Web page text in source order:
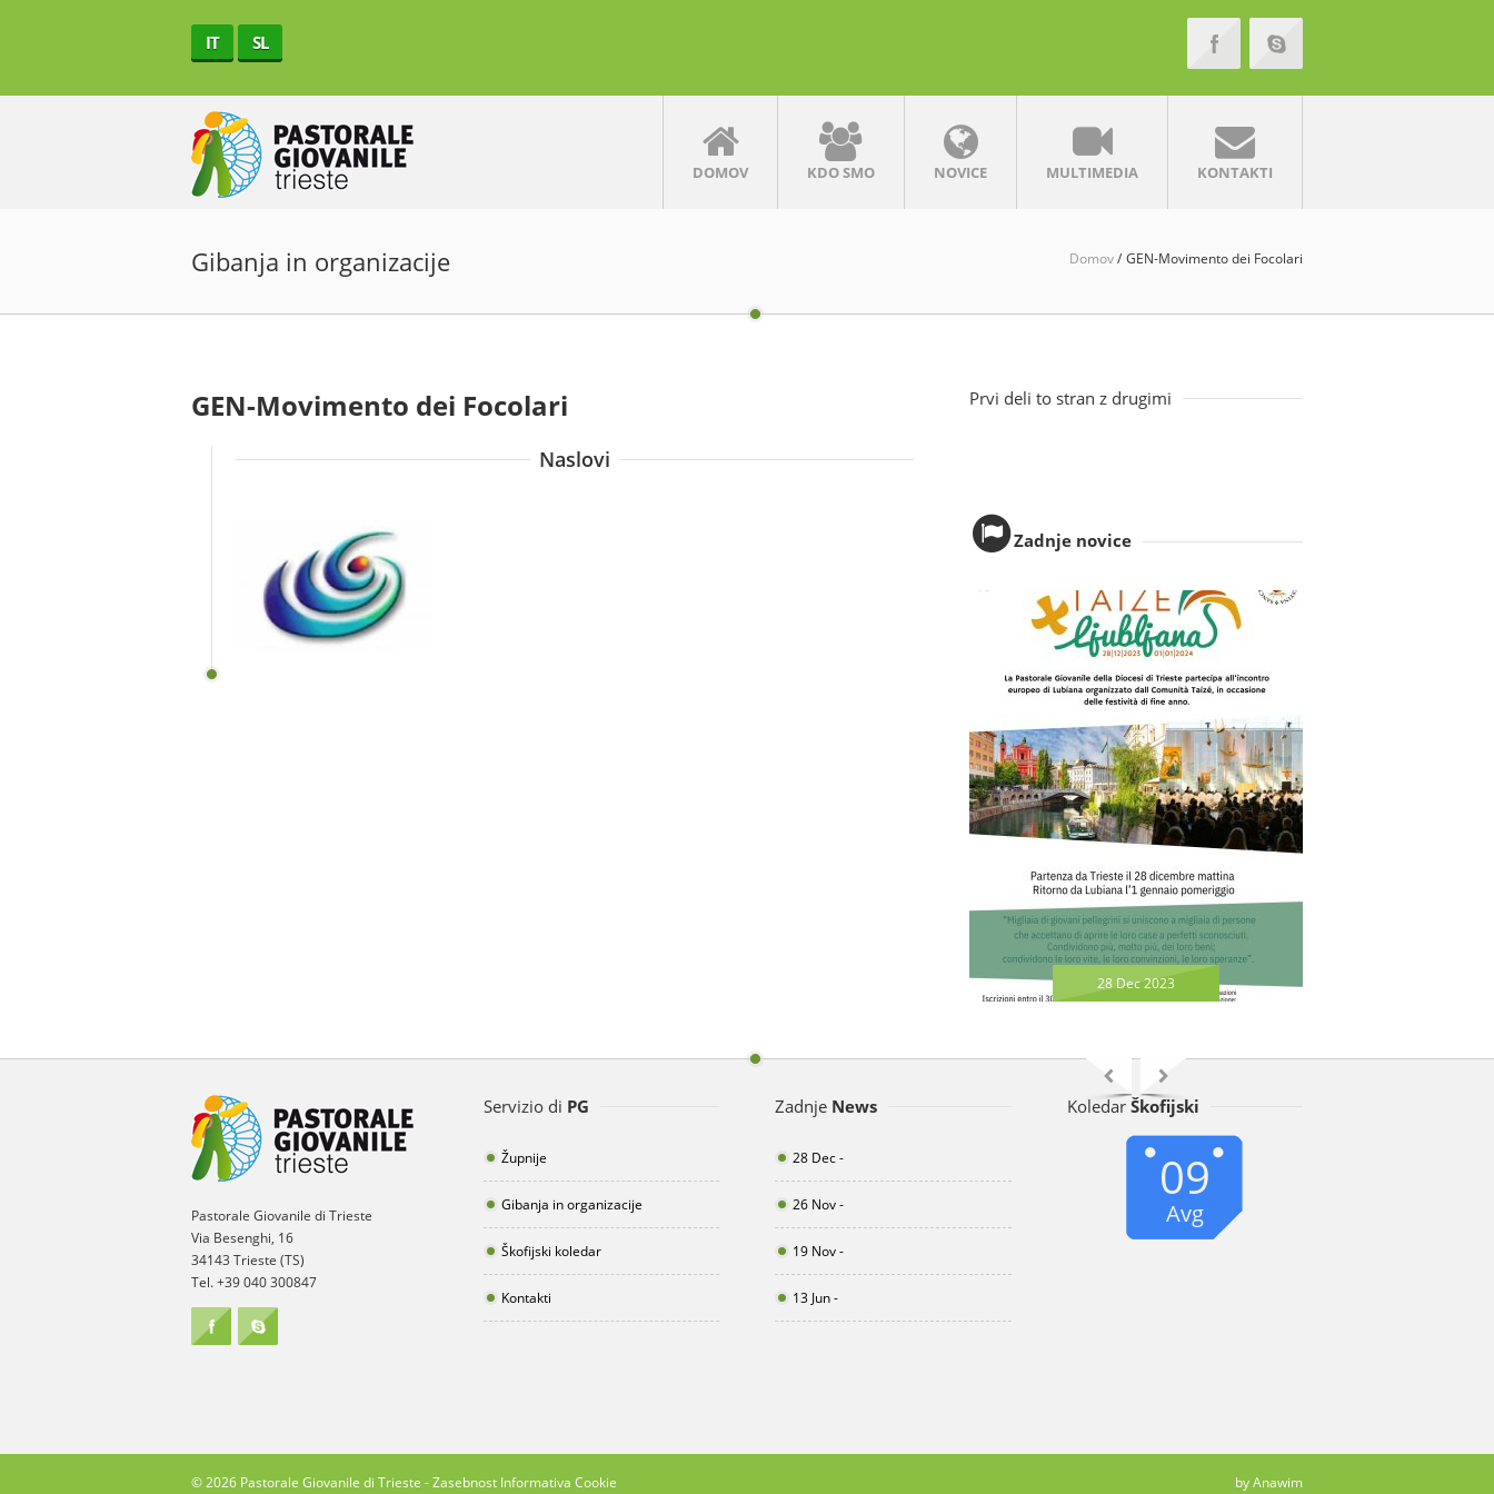
IT SL
DOMOV KDO SMO NOVICE MULTIMEDIA KONTAKTI
Gibanja in organizacije Domov GEN-Movimento dei Focolari
GEN-Movimento dei Focolari
Naslovi
Prvi deli to stran z drugimi
Zadnje novice
28 Dec 2023
Pastorale Giovanile di Trieste
Via Besenghi, 16
34143 Trieste (TS)
Tel. +39 040 300847
Servizio di PG
Župnije
Gibanja in organizacije
Škofijski koledar
Kontakti
Zadnje News
28 Dec -
26 Nov -
19 Nov -
13 Jun -
Koledar Škofijski
09
Avg
by Anawim
© 2026 Pastorale Giovanile di Trieste -Zasebnost Informativa Cookie